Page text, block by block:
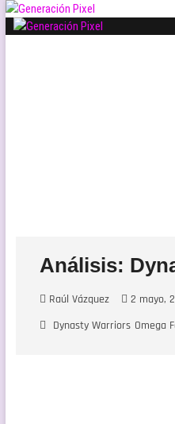
Saltar
Análisis:
Raúl Vázquez
2 mayo,
Dynasty Warriors Omega